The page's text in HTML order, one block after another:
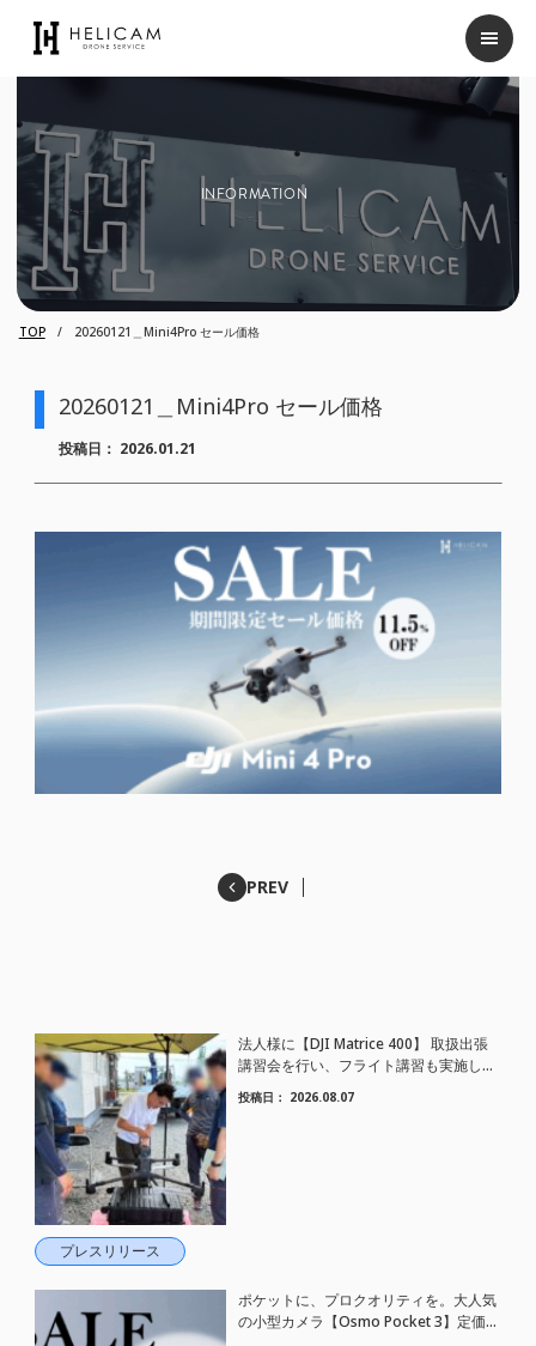
INFORMATION
TOP 20260121＿Mini4Pro セール価格
20260121＿Mini4Pro セール価格
投稿日： 2026.01.21
PREV
プレスリリース
法人様に【DJI Matrice 400】 取扱出張
講習会を行い、フライト講習も実施しま
した。
投稿日： 2026.08.07
ポケットに、プロクオリティを。大人気
の小型カメラ【Osmo Pocket 3】定価が